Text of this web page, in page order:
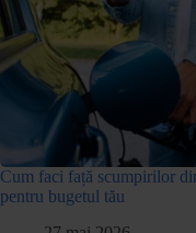
Cum faci față scumpirilor
pentru bugetul tău